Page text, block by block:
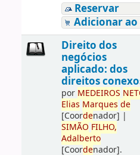
Reservar
Adicionar
Direito dos
negócios
aplicado: dos
direitos
por MEDEIROS
Elias Marques de
[Coordenador] |
SIMÃO FILHO,
Adalberto
[Coordenador].